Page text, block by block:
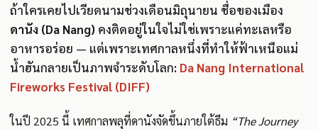
ถ้าใครเคยไปเวียดนามช่วงเดือนมิถุนายน ชื่อของเมือง
ดานัง (Da Nang) คงติดอยู่ในใจไม่ใช่เพราะแค่ทะเลหรือ
อาหารอร่อย — แต่เพราะเทศกาลหนึ่งที่ทำให้ฟ้าเหนือแม่
น้ำฮันกลายเป็นภาพจำระดับโลก: Da Nang International
Fireworks Festival (DIFF)
ในปี 2025 นี้ เทศกาลพลุที่ดานังจัดขึ้นภายใต้ธีม “The Journey